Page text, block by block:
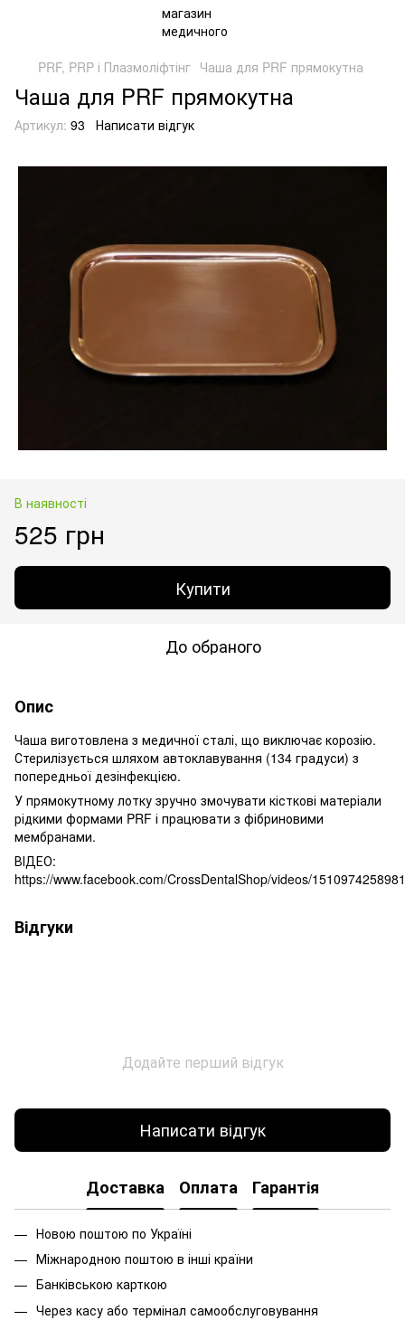
PRF, PRP і Плазмоліфтінг Чаша для PRF прямокутна
Чаша для PRF прямокутна
Артикул: 93 Написати відгук
В наявності
525 грн
Купити
До обраного
Опис
Чаша виготовлена з медичної сталі, що виключає корозію.
Стерилізується шляхом автоклавування (134 градуси) з
попередньої дезінфекцією.
У прямокутному лотку зручно змочувати кісткові матеріали
рідкими формами PRF і працювати з фібриновими
мембранами.
ВІДЕО:
https://www.facebook.com/CrossDentalShop/videos/
Відгуки
Додайте перший відгук
Написати відгук
Доставка Оплата Гарантія
Новою поштою по Україні
Міжнародною поштою в інші країни
Банківською карткою
Через касу або термінал самообслуговування